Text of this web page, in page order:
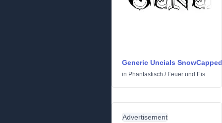
Generic Uncials SnowCapped
in Phantastisch / Feuer und Eis
Advertisement